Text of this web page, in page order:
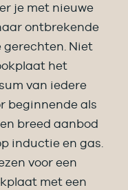
je met nieuwe
ontbrekende
gerechten. Niet
het
van iedere
beginnende als
breed aanbod
inductie en gas.
voor een
met een